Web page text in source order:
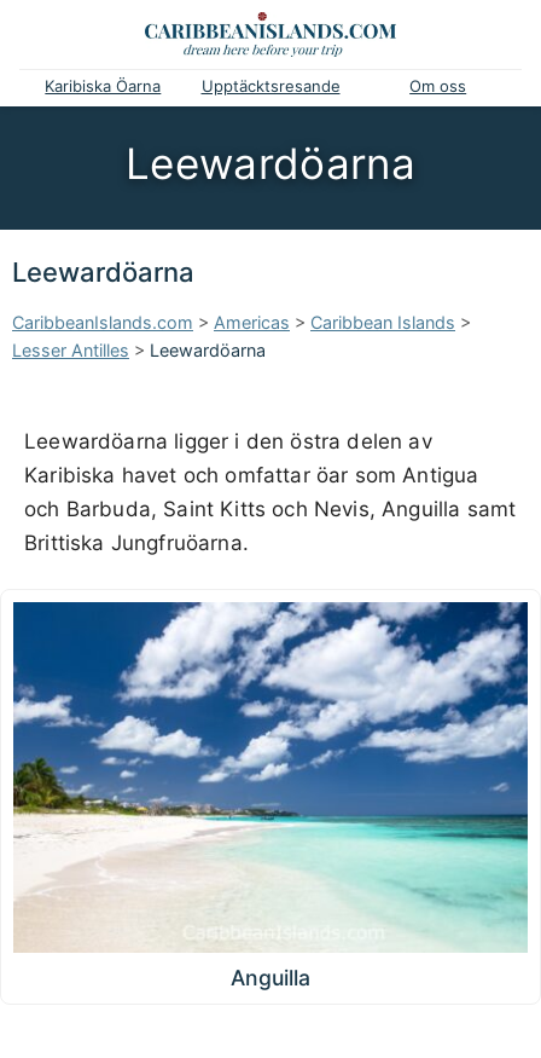
Karibiska Öarna Upptäcktsresande Om oss
Leewardöarna
Leewardöarna
CaribbeanIslands.com > Americas > Caribbean Islands >
Lesser Antilles > Leewardöarna
Leewardöarna ligger i den östra delen av
Karibiska havet och omfattar öar som Antigua
och Barbuda, Saint Kitts och Nevis, Anguilla samt
Brittiska Jungfruöarna.
Anguilla